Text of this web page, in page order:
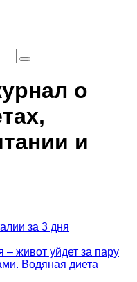
о
и
за 3 дня
– живот уйдет за пару
Водяная диета